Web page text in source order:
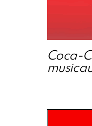
Coca-